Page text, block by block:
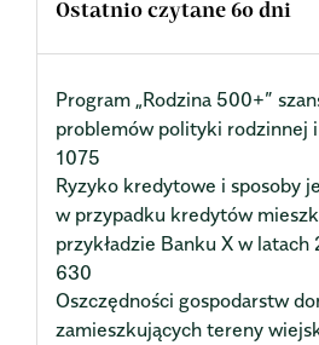
Ostatnio czytane 60 dni
Program „Rodzina 500+”
problemów polityki rodzinnej
1075
Ryzyko kredytowe i sposoby
w przypadku kredytów
przykładzie Banku X w
630
Oszczędności gospodarstw
zamieszkujących tereny